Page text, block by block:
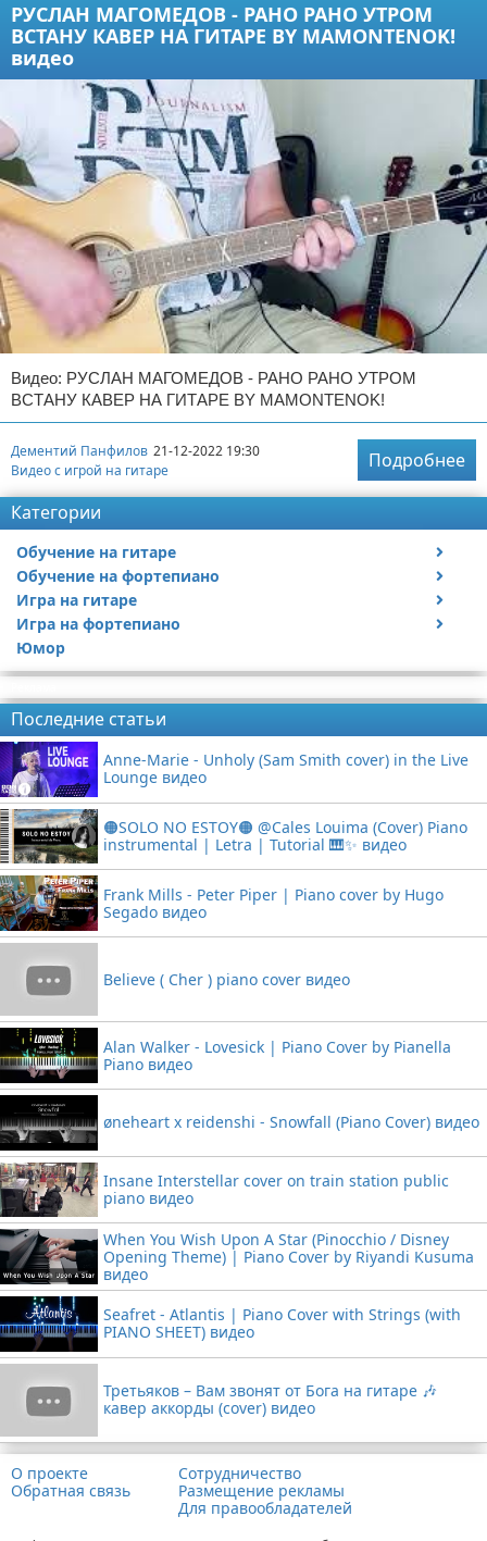
РУСЛАН МАГОМЕДОВ - РАНО РАНО УТРОМ
ВСТАНУ КАВЕР НА ГИТАРЕ BY MAMONTENOK!
видео
Видео: РУСЛАН МАГОМЕДОВ - РАНО РАНО УТРОМ
ВСТАНУ КАВЕР НА ГИТАРЕ BY MAMONTENOK!
Дементий Панфилов 21-12-2022 19:30
Видео с игрой на гитаре
Подробнее
Категории
Обучение на гитаре
Видео обучение на гитаре
Обучение на фортепиано
Видео обучение на фортепиано
Игра на гитаре
Видео с игрой на гитаре
Статьи про гитары
Игра на фортепиано
Видео с игрой на фортепиано
Юмор
Последние статьи
Anne-Marie - Unholy (Sam Smith cover) in the Live
Lounge видео
🟠SOLO NO ESTOY🟠 @Cales Louima (Cover) Piano
instrumental | Letra | Tutorial 🎹✨ видео
Frank Mills - Peter Piper | Piano cover by Hugo
Segado видео
Believe ( Cher ) piano cover видео
Alan Walker - Lovesick | Piano Cover by Pianella
Piano видео
øneheart x reidenshi - Snowfall (Piano Cover) видео
Insane Interstellar cover on train station public
piano видео
When You Wish Upon A Star (Pinocchio / Disney
Opening Theme) | Piano Cover by Riyandi Kusuma
видео
Seafret - Atlantis | Piano Cover with Strings (with
PIANO SHEET) видео
Третьяков – Вам звонят от Бога на гитаре 🎶
кавер аккорды (cover) видео
О проекте
Обратная связь
Сотрудничество
Размещение рекламы
Для правообладателей